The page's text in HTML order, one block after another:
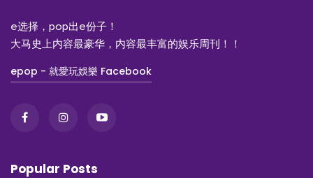
e选择，pop出e份子！
大马史上内容最豪华，内容最丰富的娱乐周刊！！
epop - 就愛玩娛樂 Facebook
Popular Posts